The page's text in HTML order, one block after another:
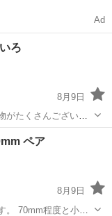
Ad
ろ
8月9日
がたくさんございま
で800円くらいとな
ことをご理解くださ
ペア
8月9日
70mm程度と小さ